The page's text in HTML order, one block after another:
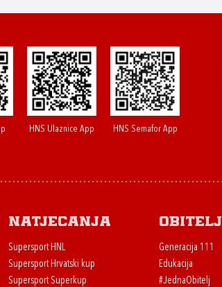
HNS Ulaznice App HNS Semafor App
Natjecanja
Supersport HNL
Supersport Hrvatski kup
Supersport Superkup
Obitelj
Generacija 111
Edukacija
#JednaObitelj